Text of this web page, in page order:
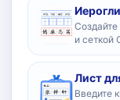
и сеткой
Лист
Введите